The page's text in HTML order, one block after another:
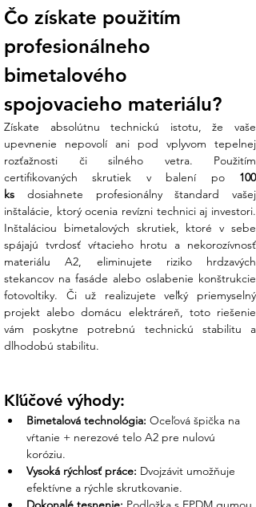
dosiahli dokonalé tesnenie bez
deformácie podložky.
Technické parametre:
V Ensun staviame na certifikovanej kvalite
pre tie najnáročnejšie priemyselné aplikácie:
Parameter
Hodnota
Materiál
Bimetal (Nerez A2 / Tvrdená
oceľ)
Rozmer
6,0 x 25 mm
Typ hlavy
Šesťhranná (SW8) s
nalisovanou podložkou
Tesnenie
EPDM podložka Ø 16 mm
Max. kapacita
vŕtania
Oceľ do 2,0 mm / Hliník do
3,0 mm
Odporúčané
otáčky
1 600 ot./min (pri uťahovaní
znížiť)
Balenie
100 ks
Z vášho prieskumu vieme, že nekvalitné
skrutky sú najčastejším miestom zatekania
a korózie fotovoltických systémov. My v
Ensun vám garantujeme bezpečnosť:
Osobná podpora nášho tímu:
plánujete montáž na sendvičové panely
Čo získate použitím
profesionálneho
bimetalového
spojovacieho materiálu?
Získate absolútnu technickú istotu, že vaše
upevnenie nepovolí ani pod vplyvom tepelnej
rozťažnosti či silného vetra. Použitím
certifikovaných skrutiek v balení po 100
ks dosiahnete profesionálny štandard vašej
inštalácie, ktorý ocenia revízni technici aj investori.
Inštaláciou bimetalových skrutiek, ktoré v sebe
spájajú tvrdosť vŕtacieho hrotu a nekorozívnosť
materiálu A2, eliminujete riziko hrdzavých
stekancov na fasáde alebo oslabenie konštrukcie
fotovoltiky. Či už realizujete veľký priemyselný
projekt alebo domácu elektráreň, toto riešenie
vám poskytne potrebnú technickú stabilitu a
dlhodobú stabilitu.
Kľúčové výhody:
Bimetalová technológia: Oceľová špička na
vŕtanie + nerezové telo A2 pre nulovú
koróziu.
Vysoká rýchlosť práce: Dvojzávit umožňuje
efektívne a rýchle skrutkovanie.